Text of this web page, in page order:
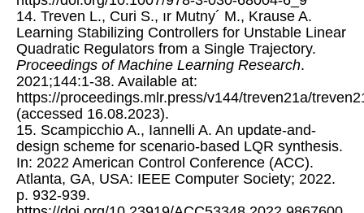
14. Treven L., Curi S., ır Mutny´ M., Krause A.
Learning Stabilizing Controllers for Unstable Linear
Quadratic Regulators from a Single Trajectory.
Proceedings of Machine Learning Research.
2021;144:1-38. Available at:
https://proceedings.mlr.press/v144/treven21a/
(accessed 16.08.2023).
15. Scampicchio A., Iannelli A. An update-and-
design scheme for scenario-based LQR synthesis.
In: 2022 American Control Conference (ACC).
Atlanta, GA, USA: IEEE Computer Society; 2022.
p. 932-939.